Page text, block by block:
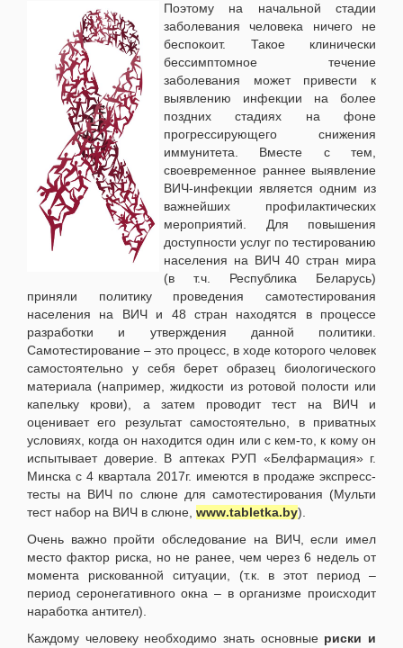
Поэтому на начальной стадии
заболевания человека ничего не
беспокоит. Такое клинически
бессимптомное течение
заболевания может привести к
выявлению инфекции на более
поздних стадиях на фоне
прогрессирующего снижения
иммунитета. Вместе с тем,
своевременное раннее выявление
ВИЧ-инфекции является одним из
важнейших профилактических
мероприятий. Для повышения
доступности услуг по тестированию
населения на ВИЧ 40 стран мира
(в т.ч. Республика Беларусь)
приняли политику проведения самотестирования
населения на ВИЧ и 48 стран находятся в процессе
разработки и утверждения данной политики.
Самотестирование – это процесс, в ходе которого человек
самостоятельно у себя берет образец биологического
материала (например, жидкости из ротовой полости или
капельку крови), а затем проводит тест на ВИЧ и
оценивает его результат самостоятельно, в приватных
условиях, когда он находится один или с кем-то, к кому он
испытывает доверие. В аптеках РУП «Белфармация» г.
Минска с 4 квартала 2017г. имеются в продаже экспресс-
тесты на ВИЧ по слюне для самотестирования (Мульти
тест набор на ВИЧ в слюне, www.tabletka.by).
Очень важно пройти обследование на ВИЧ, если имел
место фактор риска, но не ранее, чем через 6 недель от
момента рискованной ситуации, (т.к. в этот период –
период серонегативного окна – в организме происходит
наработка антител).
Каждому человеку необходимо знать основные риски и